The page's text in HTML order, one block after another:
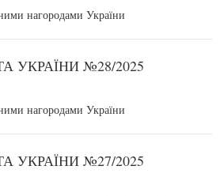
нагородами України
УКРАЇНИ №28/2025
нагородами України
УКРАЇНИ №27/2025